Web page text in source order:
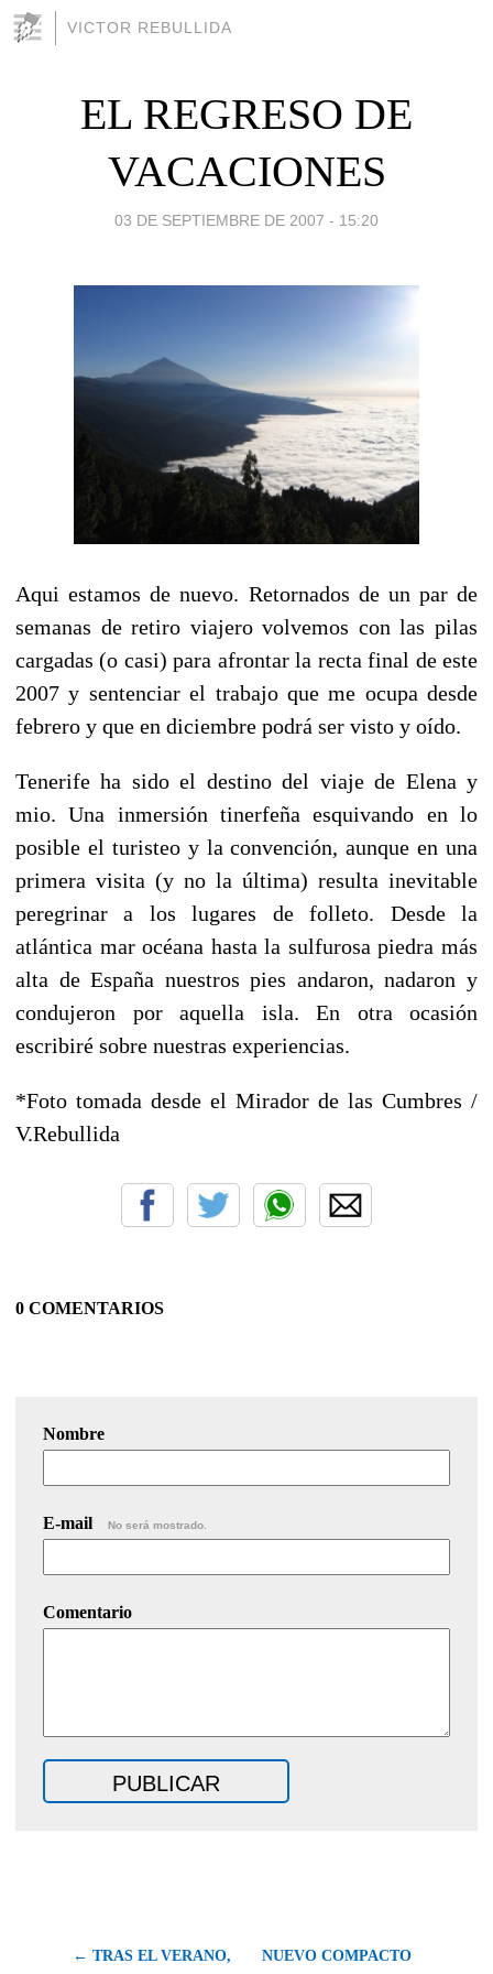
VICTOR REBULLIDA
EL REGRESO DE
VACACIONES
03 DE SEPTIEMBRE DE 2007 - 15:20
Aqui estamos de nuevo. Retornados de un par de
semanas de retiro viajero volvemos con las pilas
cargadas (o casi) para afrontar la recta final de este
2007 y sentenciar el trabajo que me ocupa desde
febrero y que en diciembre podrá ser visto y oído.
Tenerife ha sido el destino del viaje de Elena y
mio. Una inmersión tinerfeña esquivando en lo
posible el turisteo y la convención, aunque en una
primera visita (y no la última) resulta inevitable
peregrinar a los lugares de folleto. Desde la
atlántica mar océana hasta la sulfurosa piedra más
alta de España nuestros pies andaron, nadaron y
condujeron por aquella isla. En otra ocasión
escribiré sobre nuestras experiencias.
*Foto tomada desde el Mirador de las Cumbres /
V.Rebullida
0 COMENTARIOS
Nombre
E-mail No será mostrado.
Comentario
← TRAS EL VERANO, NUEVO COMPACTO